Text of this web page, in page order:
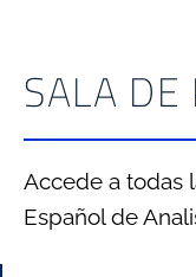
SALA
Accede a todas
Español de